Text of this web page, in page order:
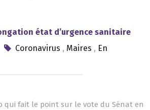
état d’urgence sanitaire
Coronavirus , Maires , En
qui fait le point sur le vote du Sénat en